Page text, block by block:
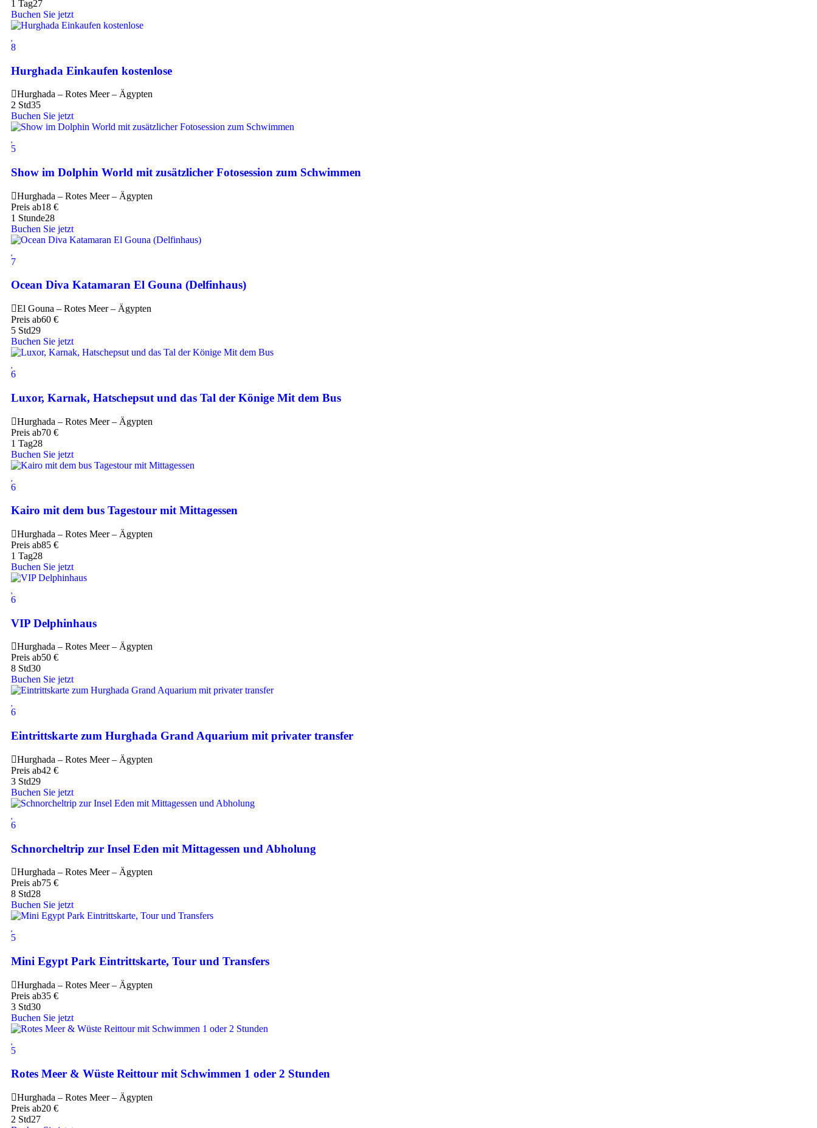
1 Tag27
Buchen Sie jetzt
8
Hurghada Einkaufen kostenlose
Hurghada – Rotes Meer – Ägypten
2 Std35
Buchen Sie jetzt
5
Show im Dolphin World mit zusätzlicher Fotosession zum Schwimmen
Hurghada – Rotes Meer – Ägypten
Preis ab18 €
1 Stunde28
Buchen Sie jetzt
7
Ocean Diva Katamaran El Gouna (Delfinhaus)
El Gouna – Rotes Meer – Ägypten
Preis ab60 €
5 Std29
Buchen Sie jetzt
6
Luxor, Karnak, Hatschepsut und das Tal der Könige Mit dem Bus
Hurghada – Rotes Meer – Ägypten
Preis ab70 €
1 Tag28
Buchen Sie jetzt
6
Kairo mit dem bus Tagestour mit Mittagessen
Hurghada – Rotes Meer – Ägypten
Preis ab85 €
1 Tag28
Buchen Sie jetzt
6
VIP Delphinhaus
Hurghada – Rotes Meer – Ägypten
Preis ab50 €
8 Std30
Buchen Sie jetzt
6
Eintrittskarte zum Hurghada Grand Aquarium mit privater transfer
Hurghada – Rotes Meer – Ägypten
Preis ab42 €
3 Std29
Buchen Sie jetzt
6
Schnorcheltrip zur Insel Eden mit Mittagessen und Abholung
Hurghada – Rotes Meer – Ägypten
Preis ab75 €
8 Std28
Buchen Sie jetzt
5
Mini Egypt Park Eintrittskarte, Tour und Transfers
Hurghada – Rotes Meer – Ägypten
Preis ab35 €
3 Std30
Buchen Sie jetzt
5
Rotes Meer & Wüste Reittour mit Schwimmen 1 oder 2 Stunden
Hurghada – Rotes Meer – Ägypten
Preis ab20 €
2 Std27